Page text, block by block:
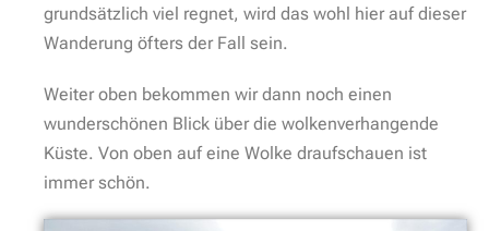
grundsätzlich viel regnet, wird das wohl hier auf dieser
Wanderung öfters der Fall sein.
Weiter oben bekommen wir dann noch einen
wunderschönen Blick über die wolkenverhangende
Küste. Von oben auf eine Wolke draufschauen ist
immer schön.